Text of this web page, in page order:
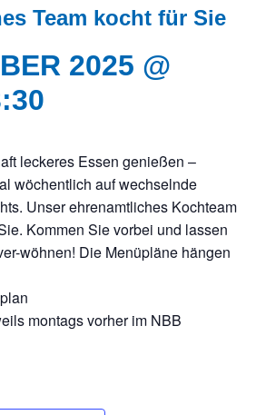
Team kocht für Sie
2025 @
leckeres Essen genießen –
wöchentlich auf wechselnde
Unser ehrenamtliches Kochteam
Kommen Sie vorbei und lassen
wöhnen! Die Menüpläne hängen
montags vorher im NBB